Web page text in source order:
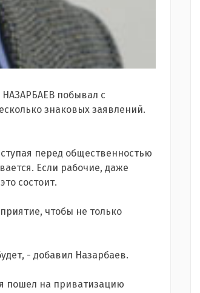
НАЗАРБАЕВ побывал с
знаковых заявлений.
перед общественностью
Если рабочие, даже
состоит.
чтобы не только
- добавил Назарбаев.
пошел на приватизацию